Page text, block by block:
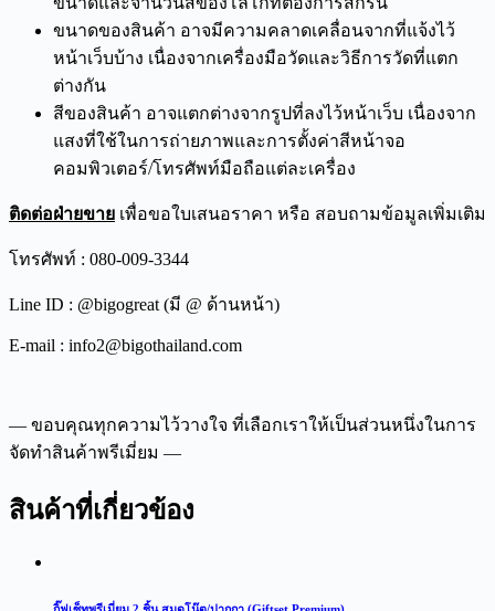
ขนาดของสินค้า อาจมีความคลาดเคลื่อนจากที่แจ้งไว้
หน้าเว็บบ้าง เนื่องจากเครื่องมือวัดและวิธีการวัดที่แตก
ต่างกัน
สีของสินค้า อาจแตกต่างจากรูปที่ลงไว้หน้าเว็บ เนื่องจาก
แสงที่ใช้ในการถ่ายภาพและการตั้งค่าสีหน้าจอ
คอมพิวเตอร์/โทรศัพท์มือถือแต่ละเครื่อง
ติดต่อฝ่ายขาย เพื่อขอใบเสนอราคา หรือ สอบถามข้อมูลเพิ่มเติม
โทรศัพท์ : 080-009-3344
Line ID : @bigogreat (มี @ ด้านหน้า)
E-mail : info2@bigothailand.com
— ขอบคุณทุกความไว้วางใจ ที่เลือกเราให้เป็นส่วนหนึ่งในการ
จัดทำสินค้าพรีเมี่ยม —
สินค้าที่เกี่ยวข้อง